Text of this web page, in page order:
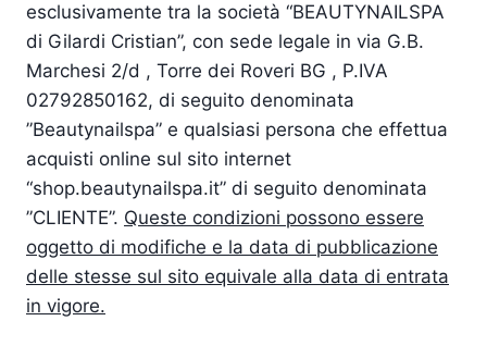
esclusivamente tra la società “BEAUTYNAILSPA
di Gilardi Cristian”, con sede legale in via G.B.
Marchesi 2/d , Torre dei Roveri BG , P.IVA
02792850162, di seguito denominata
”Beautynailspa” e qualsiasi persona che effettua
acquisti online sul sito internet
“shop.beautynailspa.it” di seguito denominata
”CLIENTE”. Queste condizioni possono essere
oggetto di modifiche e la data di pubblicazione
delle stesse sul sito equivale alla data di entrata
in vigore.